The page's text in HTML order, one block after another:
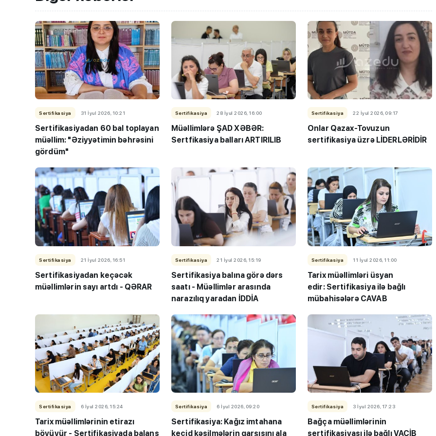
Sertifikasiya 31 İyul 2026, 10:21
Sertifikasiyadan 60 bal toplayan
müəllim: "Əziyyətimin bəhrəsini
gördüm"
Sertifikasiya 28 İyul 2026, 16:00
Müəllimlərə ŞAD XƏBƏR:
Sertfikasiya balları ARTIRILIB
Sertifikasiya 22 İyul 2026, 09:17
Onlar Qazax-Tovuzun
sertifikasiya üzrə LİDERLƏRİDİR
Sertifikasiya 21 İyul 2026, 16:51
Sertifikasiyadan keçəcək
müəllimlərin sayı artdı - QƏRAR
Sertifikasiya 21 İyul 2026, 15:19
Sertifikasiya balına görə dərs
saatı - Müəllimlər arasında
narazılıq yaradan İDDİA
Sertifikasiya 11 İyul 2026, 11:00
Tarix müəllimləri üsyan
edir: Sertifikasiya ilə bağlı
mübahisələrə CAVAB
Sertifikasiya 6 İyul 2026, 15:24
Tarix müəllimlərinin etirazı
böyüyür - Sertifikasiyada balans
Sertifikasiya 6 İyul 2026, 09:20
Sertifikasiya: Kağız imtahana
keçid kəsilmələrin qarşısını ala
Sertifikasiya 3 İyul 2026, 17:23
Bağça müəllimlərinin
sertifikasiyası ilə bağlı VACİB
“Həftənin təhsil icmalı”- MİQ,
lisey seçimi, bağçalar və qəbul
imtahanları...
"Həftənin təhsil icmalı": Qəbul
marafonu başa çatdı,
müəllimlərin nəticələri dəyişdi...
TİF “Maarifçi” tələbə-
məzunlarla görüş keçirib
"3-5 balı çatmadığı üçün
gələcəyin həkimi kimya
müəllimi olur"